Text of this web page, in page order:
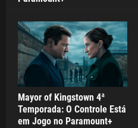
Mayor of Kingstown 4ª
Temporada: O Controle Está
em Jogo no Paramount+